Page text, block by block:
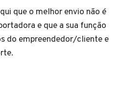
que o melhor envio não é
e que a sua função
do empreendedor/cliente e